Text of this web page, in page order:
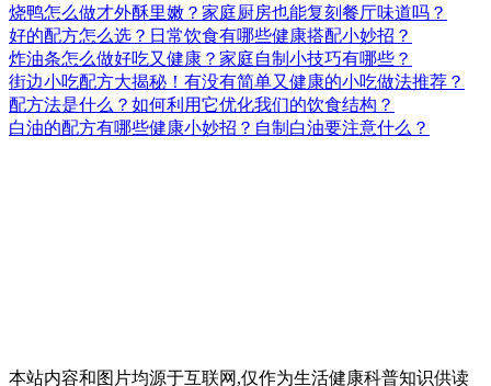
烧鸭怎么做才外酥里嫩？家庭厨房也能复刻餐厅味道吗？
好的配方怎么选？日常饮食有哪些健康搭配小妙招？
炸油条怎么做好吃又健康？家庭自制小技巧有哪些？
街边小吃配方大揭秘！有没有简单又健康的小吃做法推荐？
配方法是什么？如何利用它优化我们的饮食结构？
白油的配方有哪些健康小妙招？自制白油要注意什么？
本站内容和图片均源于互联网,仅作为生活健康科普知识供读